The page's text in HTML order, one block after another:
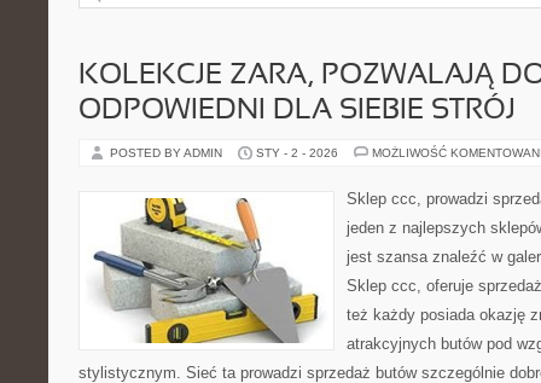
KOLEKCJE ZARA, POZWALAJĄ
ODPOWIEDNI DLA SIEBIE STRÓJ
POSTED BY ADMIN STY - 2 - 2026 MOŻLIWOŚĆ
Sklep ccc, prowadzi
jeden z najlepszych
jest szansa znaleźć w
Sklep ccc, oferuje
też każdy posiada okazję
atrakcyjnych butów pod
stylistycznym. Sieć ta prowadzi sprzedaż butów szczególnie